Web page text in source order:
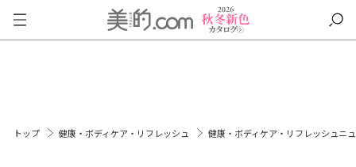
トップ 健康・ボディケア・リフレッシュ 健康・ボディケア・リフレッシュニ